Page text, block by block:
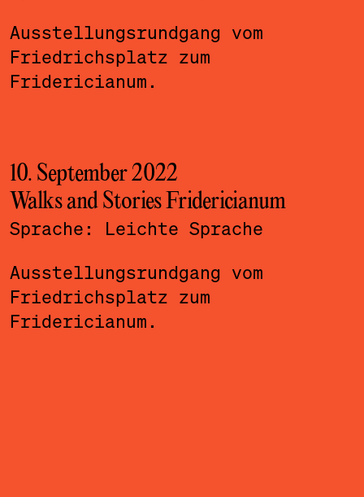
Ausstellungsrundgang vom
Friedrichsplatz zum
Fridericianum.
10. September 2022
Walks and Stories Fridericianum
Sprache: Leichte Sprache
Ausstellungsrundgang vom
Friedrichsplatz zum
Fridericianum.